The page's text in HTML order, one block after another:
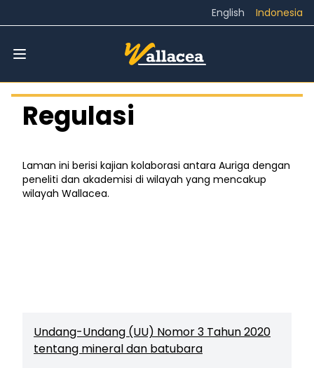
English Indonesia
Regulasi
Laman ini berisi kajian kolaborasi antara Auriga dengan
peneliti dan akademisi di wilayah yang mencakup
wilayah Wallacea.
Undang-Undang (UU) Nomor 3 Tahun 2020
tentang mineral dan batubara